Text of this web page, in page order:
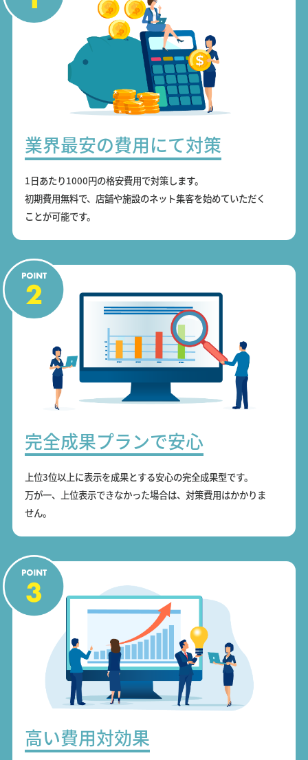
業界最安の費用にて対策
1日あたり1000円の格安費用で対策します。
初期費用無料で、店舗や施設のネット集客を始めていただく
ことが可能です。
完全成果プランで安心
上位3位以上に表示を成果とする安心の完全成果型です。
万が一、上位表示できなかった場合は、対策費用はかかりま
せん。
高い費用対効果